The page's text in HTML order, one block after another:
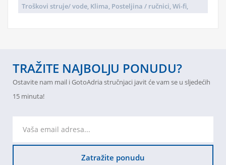
Troškovi struje/ vode, Klima, Posteljina / ručnici, Wi-fi,
TRAŽITE NAJBOLJU PONUDU?
Ostavite nam mail i GotoAdria stručnjaci javit će vam se u sljedećih
15 minuta!
Zatražite ponudu